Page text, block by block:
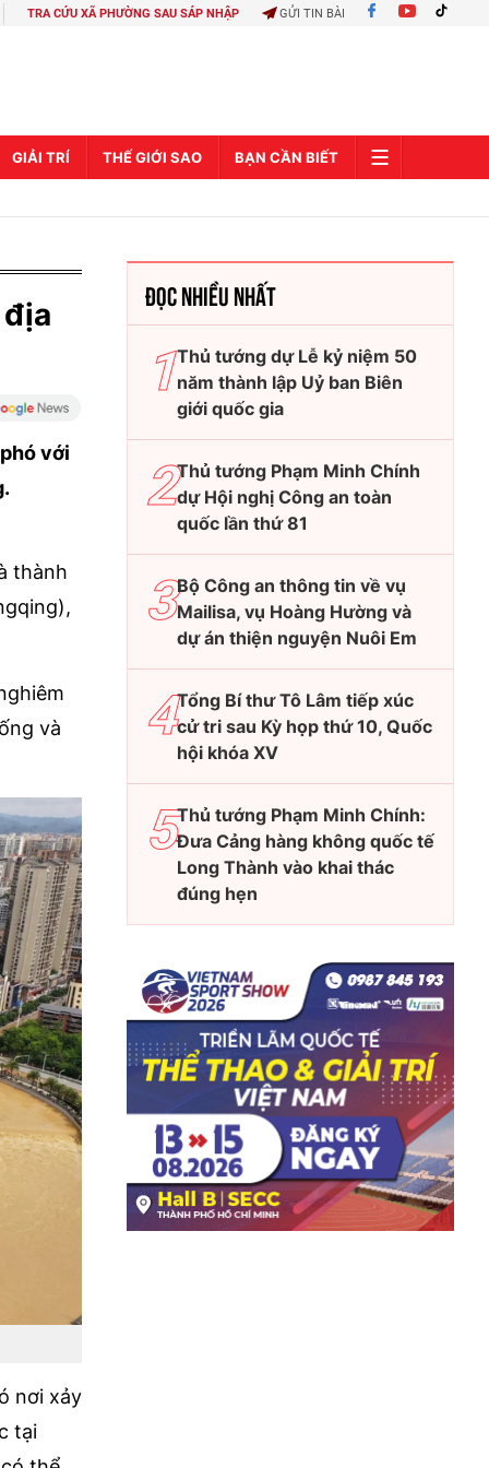
TRA CỨU XÃ PHƯỜNG SAU SÁP NHẬP GỬI TIN BÀI
GIẢI TRÍ THẾ GIỚI SAO BẠN CẦN BIẾT
với
thành
và
nơi xảy
tại
ĐỌC NHIỀU NHẤT
Thủ tướng dự Lễ kỷ niệm 50
năm thành lập Uỷ ban Biên
giới quốc gia
Thủ tướng Phạm Minh Chính
dự Hội nghị Công an toàn
quốc lần thứ 81
Bộ Công an thông tin về vụ
Mailisa, vụ Hoàng Hường và
dự án thiện nguyện Nuôi Em
Tổng Bí thư Tô Lâm tiếp xúc
cử tri sau Kỳ họp thứ 10, Quốc
hội khóa XV
Thủ tướng Phạm Minh Chính:
Đưa Cảng hàng không quốc tế
Long Thành vào khai thác
đúng hẹn